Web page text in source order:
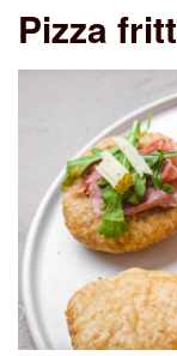
Pizza